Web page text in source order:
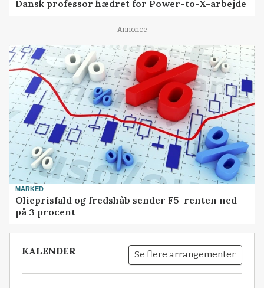
Dansk professor hædret for Power-to-X-arbejde
Annonce
MARKED
Olieprisfald og fredshåb sender F5-renten ned
på 3 procent
KALENDER Se flere arrangementer